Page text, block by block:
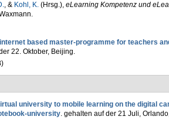
, & Kohl, K.(Hrsg.), eLearning Kompetenz und
based master-programme for teachers
22. Oktober, Beijing.
university to mobile learning on the digital
university. gehalten auf der 21 Juli,